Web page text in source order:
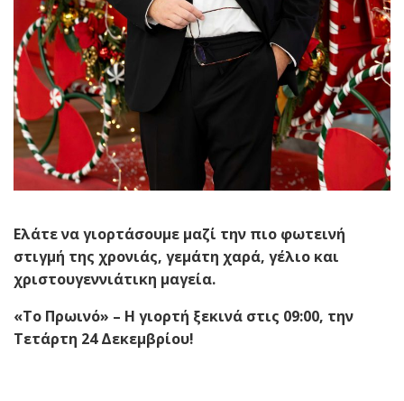
Ελάτε να γιορτάσουμε μαζί την πιο φωτεινή
στιγμή της χρονιάς, γεμάτη χαρά, γέλιο και
χριστουγεννιάτικη μαγεία.
«Το Πρωινό» – Η γιορτή ξεκινά στις 09:00, την
Τετάρτη 24 Δεκεμβρίου!